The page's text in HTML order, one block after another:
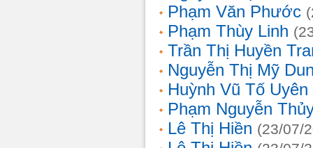
Phạm Văn Phước
Phạm Thùy Linh
Trần Thị Huyền
Nguyễn Thị Mỹ
Huỳnh Vũ Tố Uyên
Phạm Nguyễn
Lê Thị Hiền (23/07/